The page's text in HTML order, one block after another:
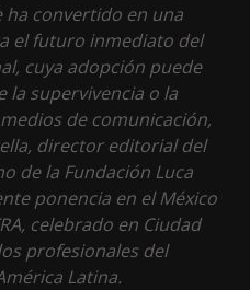
ha convertido en una
el futuro inmediato del
cuya adopción puede
la supervivencia o la
de comunicación,
director editorial del
de la Fundación Luca
ponencia en el México
celebrado en Ciudad
profesionales del
Latina.